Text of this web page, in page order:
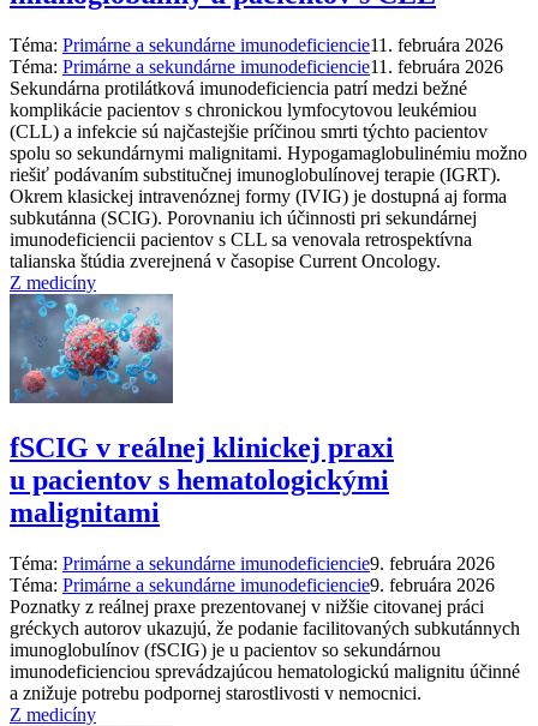
Téma: Primárne a sekundárne imunodeficiencie11. februára 2026
Téma: Primárne a sekundárne imunodeficiencie11. februára 2026
Sekundárna protilátková imunodeficiencia patrí medzi bežné
komplikácie pacientov s chronickou lymfocytovou leukémiou
(CLL) a infekcie sú najčastejšie príčinou smrti týchto pacientov
spolu so sekundárnymi malignitami. Hypogamaglobulinémiu možno
riešiť podávaním substitučnej imunoglobulínovej terapie (IGRT).
Okrem klasickej intravenóznej formy (IVIG) je dostupná aj forma
subkutánna (SCIG). Porovnaniu ich účinnosti pri sekundárnej
imunodeficiencii pacientov s CLL sa venovala retrospektívna
talianska štúdia zverejnená v časopise Current Oncology.
Z medicíny
fSCIG v reálnej klinickej praxi
u pacientov s hematologickými
malignitami
Téma: Primárne a sekundárne imunodeficiencie9. februára 2026
Téma: Primárne a sekundárne imunodeficiencie9. februára 2026
Poznatky z reálnej praxe prezentovanej v nižšie citovanej práci
gréckych autorov ukazujú, že podanie facilitovaných subkutánnych
imunoglobulínov (fSCIG) je u pacientov so sekundárnou
imunodeficienciou sprevádzajúcou hematologickú malignitu účinné
a znižuje potrebu podpornej starostlivosti v nemocnici.
Z medicíny